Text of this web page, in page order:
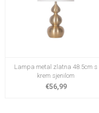
Lampa metal zlatna 48.5cm s
krem sjenilom
€56,99